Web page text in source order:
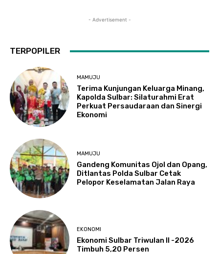
- Advertisement -
TERPOPILER
MAMUJU
Terima Kunjungan Keluarga Minang,
Kapolda Sulbar: Silaturahmi Erat
Perkuat Persaudaraan dan Sinergi
Ekonomi
MAMUJU
Gandeng Komunitas Ojol dan Opang,
Ditlantas Polda Sulbar Cetak
Pelopor Keselamatan Jalan Raya
EKONOMI
Ekonomi Sulbar Triwulan II -2026
Timbuh 5,20 Persen